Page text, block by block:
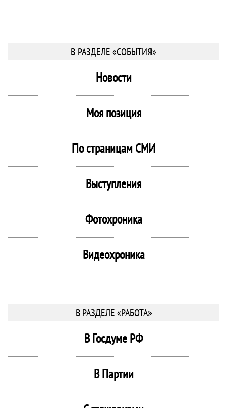
В РАЗДЕЛЕ «СОБЫТИЯ»
Новости
Моя позиция
По страницам СМИ
Выступления
Фотохроника
Видеохроника
В РАЗДЕЛЕ «РАБОТА»
В Госдуме РФ
В Партии